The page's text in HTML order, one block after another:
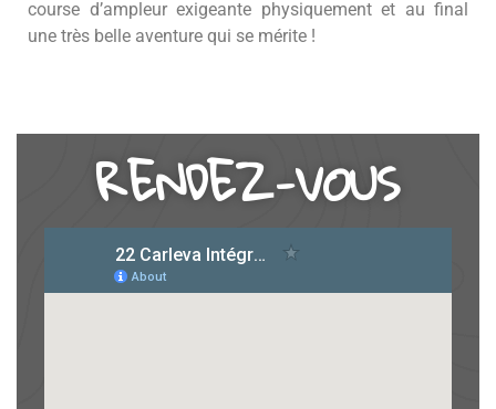
course d’ampleur exigeante physiquement et au final
une très belle aventure qui se mérite !
RENDEZ-VOUS